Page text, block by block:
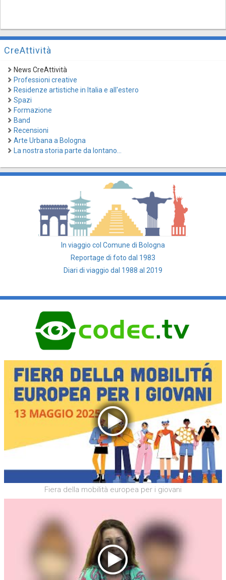
CreAttività
News CreAttività
Professioni creative
Residenze artistiche in Italia e all'estero
Spazi
Formazione
Band
Recensioni
Arte Urbana a Bologna
La nostra storia parte da lontano...
In viaggio col Comune di Bologna
Reportage di foto dal 1983
Diari di viaggio dal 1988 al 2019
Fiera della mobilità europea per i giovani